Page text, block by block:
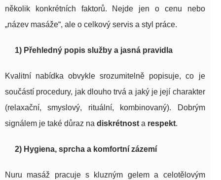
několik konkrétních faktorů. Nejde jen o cenu nebo
„název masáže“, ale o celkový servis a styl práce.
1) Přehledný popis služby a jasná pravidla
Kvalitní nabídka obvykle srozumitelně popisuje, co je
součástí procedury, jak dlouho trvá a jaký je její charakter
(relaxační, smyslový, rituální, kombinovaný). Dobrým
signálem je také důraz na diskrétnost a respekt.
2) Hygiena, sprcha a komfortní zázemí
Nuru masáž pracuje s kluzným gelem a celotělovým